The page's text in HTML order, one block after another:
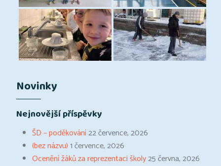
Novinky
Nejnovější příspěvky
ŠD – poděkování22 července, 2026
(bez názvu)1 července, 2026
Ocenění žáků za reprezentaci školy25 června, 2026